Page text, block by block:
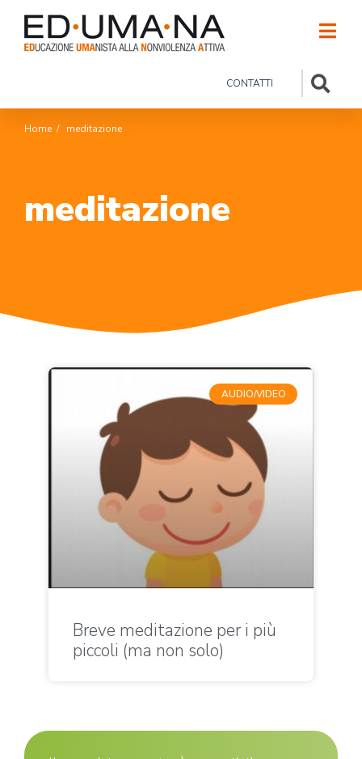
CONTATTI
Home / meditazione
meditazione
AUDIO/VIDEO
Breve meditazione per i più
piccoli (ma non solo)